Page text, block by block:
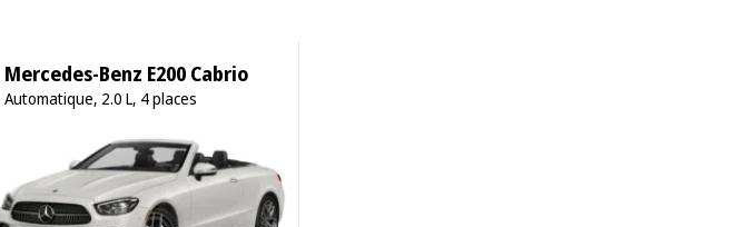
Mercedes-Benz E200 Cabrio
Automatique, 2.0 L, 4 places